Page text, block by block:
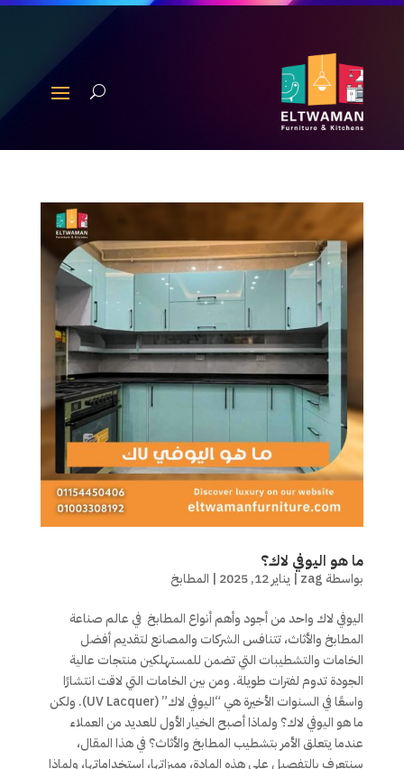
ما هو اليوفي لاك؟
بواسطة zag
| يناير 12, 2025 | المطابخ
اليوفي لاك واحد من أجود وأهم أنواع المطابخ في عالم صناعة
المطابخ والأثاث، تتنافس الشركات والمصانع لتقديم أفضل
الخامات والتشطيبات التي تضمن للمستهلكين منتجات عالية
الجودة تدوم لفترات طويلة. ومن بين الخامات التي لاقت انتشارًا
واسعًا في السنوات الأخيرة هي “اليوفي لاك” (UV Lacquer). ولكن
ما هو اليوفي لاك؟ ولماذا أصبح الخيار الأول للعديد من العملاء
عندما يتعلق الأمر بتشطيب المطابخ والأثاث؟ في هذا المقال،
سنتعرف بالتفصيل على هذه المادة، مميزاتها، استخداماتها، ولماذا